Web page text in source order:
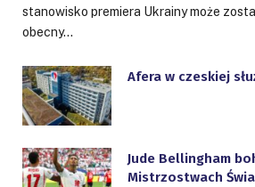
stanowisko premiera Ukrainy może
obecny…
Afera w czeskiej
Jude Bellingham
Mistrzostwach